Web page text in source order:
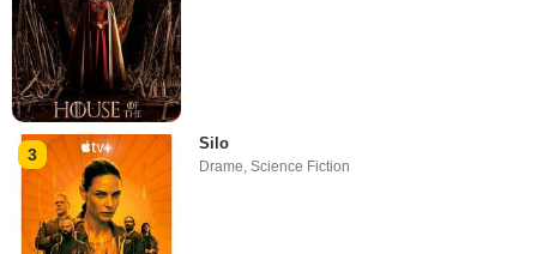
3
Silo
Drame,Science Fiction